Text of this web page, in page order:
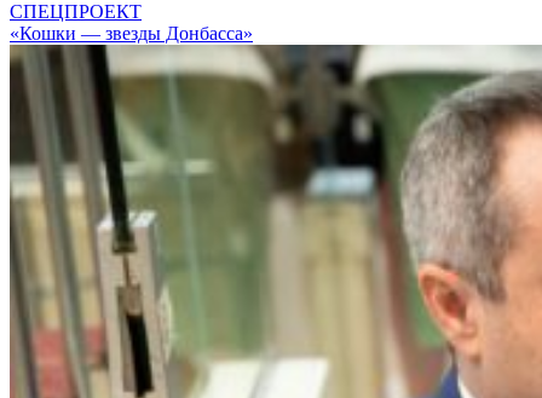
СПЕЦПРОЕКТ
«Кошки — звезды Донбасса»